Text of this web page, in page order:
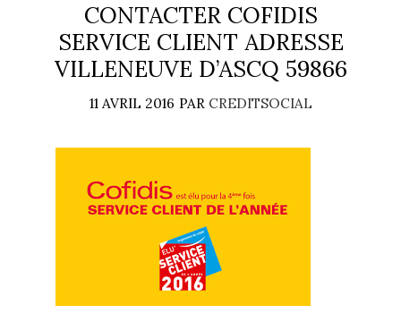
CONTACTER COFIDIS
SERVICE CLIENT ADRESSE
VILLENEUVE D’ASCQ 59866
11 AVRIL 2016 PAR CREDITSOCIAL